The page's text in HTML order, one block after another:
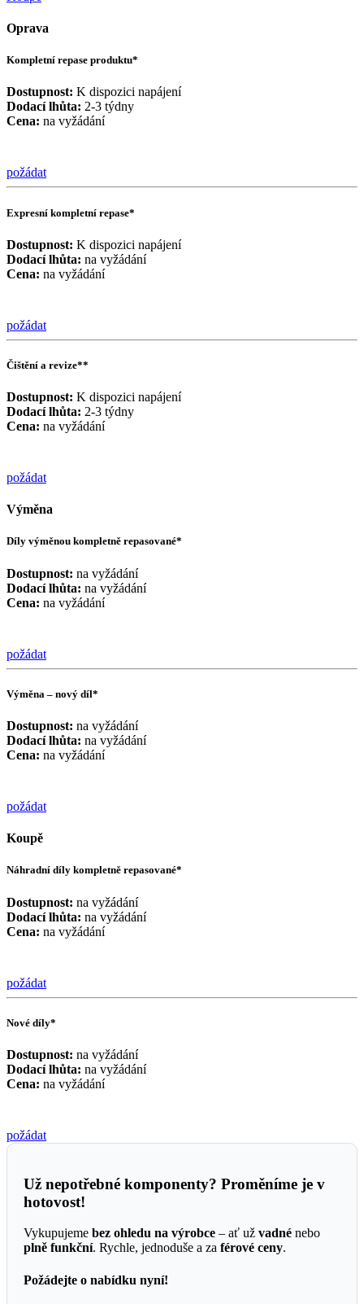
Oprava
Kompletní repase produktu*
Dostupnost: K dispozici napájení
Dodací lhůta: 2-3 týdny
Cena: na vyžádání
požádat
Expresní kompletní repase*
Dostupnost: K dispozici napájení
Dodací lhůta: na vyžádání
Cena: na vyžádání
požádat
Čištění a revize**
Dostupnost: K dispozici napájení
Dodací lhůta: 2-3 týdny
Cena: na vyžádání
požádat
Výměna
Díly výměnou kompletně repasované*
Dostupnost: na vyžádání
Dodací lhůta: na vyžádání
Cena: na vyžádání
požádat
Výměna – nový díl*
Dostupnost: na vyžádání
Dodací lhůta: na vyžádání
Cena: na vyžádání
požádat
Koupě
Náhradní díly kompletně repasované*
Dostupnost: na vyžádání
Dodací lhůta: na vyžádání
Cena: na vyžádání
požádat
Nové díly*
Dostupnost: na vyžádání
Dodací lhůta: na vyžádání
Cena: na vyžádání
požádat
Už nepotřebné komponenty? Proměníme je v
hotovost!
Vykupujeme bez ohledu na výrobce – ať už vadné nebo
plně funkční. Rychle, jednoduše a za férové ceny.
Požádejte o nabídku nyní!